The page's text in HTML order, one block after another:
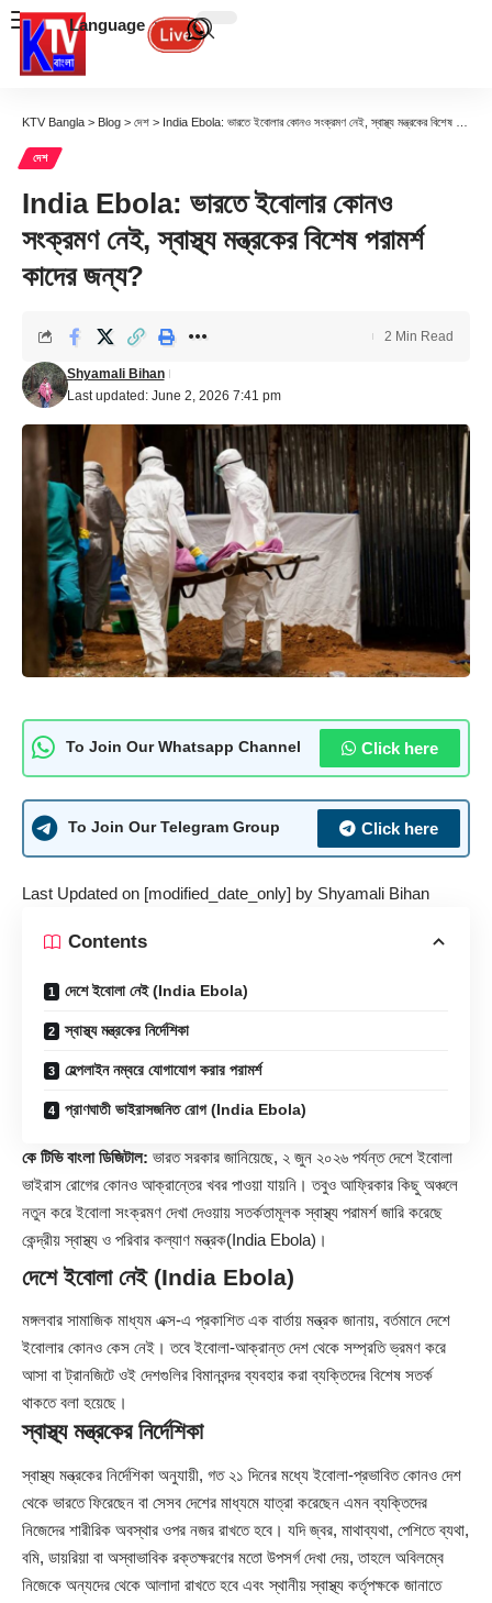
Language
KTV Bangla > Blog > দেশ > India Ebola: ভারতে ইবোলার কোনও সংক্রমণ নেই, স্বাস্থ্য মন্ত্রকের বিশেষ পরামর্শ কাদের জন্য?
দেশ
India Ebola: ভারতে ইবোলার কোনও
সংক্রমণ নেই, স্বাস্থ্য মন্ত্রকের বিশেষ পরামর্শ
কাদের জন্য?
Last updated: June 2, 2026 7:41 pm
Shyamali Bihan
2 Min Read
To Join Our Whatsapp Channel Click here
To Join Our Telegram Group Click here
Last Updated on [modified_date_only] by Shyamali Bihan
Contents
দেশে ইবোলা নেই (India Ebola)
স্বাস্থ্য মন্ত্রকের নির্দেশিকা
হেল্পলাইন নম্বরে যোগাযোগ করার পরামর্শ
প্রাণঘাতী ভাইরাসজনিত রোগ (India Ebola)
কে টিভি বাংলা ডিজিটাল: ভারত সরকার জানিয়েছে, ২ জুন ২০২৬ পর্যন্ত দেশেইবোলা
ভাইরাস রোগের কোনও আক্রান্তের খবর পাওয়া যায়নি। তবুও আফ্রিকার কিছু অঞ্চলে
নতুন করে ইবোলা সংক্রমণ দেখা দেওয়ায় সতর্কতামূলক স্বাস্থ্য পরামর্শ জারি করেছে
কেন্দ্রীয় স্বাস্থ্য ও পরিবার কল্যাণ মন্ত্রক(India Ebola)।
দেশে ইবোলা নেই (India Ebola)
মঙ্গলবার সামাজিক মাধ্যম এক্স-এ প্রকাশিত এক বার্তায় মন্ত্রক জানায়, বর্তমানে দেশে
ইবোলার কোনও কেস নেই। তবে ইবোলা-আক্রান্ত দেশ থেকে সম্প্রতি ভ্রমণ করে
আসা বা ট্রানজিটে ওই দেশগুলির বিমানবন্দর ব্যবহার করা ব্যক্তিদের বিশেষ সতর্ক
থাকতে বলা হয়েছে।
স্বাস্থ্য মন্ত্রকের নির্দেশিকা
স্বাস্থ্য মন্ত্রকের নির্দেশিকা অনুযায়ী, গত ২১ দিনের মধ্যে ইবোলা-প্রভাবিত কোনও দেশ
থেকে ভারতে ফিরেছেন বা সেসব দেশের মাধ্যমে যাত্রা করেছেন এমন ব্যক্তিদের
নিজেদের শারীরিক অবস্থার ওপর নজর রাখতে হবে। যদি জ্বর, মাথাব্যথা, পেশিতে ব্যথা,
বমি, ডায়রিয়া বা অস্বাভাবিক রক্তক্ষরণের মতো উপসর্গ দেখা দেয়, তাহলে অবিলম্বে
নিজেকে অন্যদের থেকে আলাদা রাখতে হবে এবং স্থানীয় স্বাস্থ্য কর্তৃপক্ষকে জানাতে